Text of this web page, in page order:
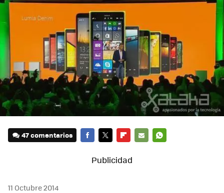
47 comentarios
11 Octubre 2014